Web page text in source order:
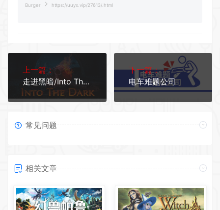
Burger https://uuyx.vip/27613/.html
上一篇：
走进黑暗/Into The Dark
下一篇：
电车难题公司
常见问题
相关文章